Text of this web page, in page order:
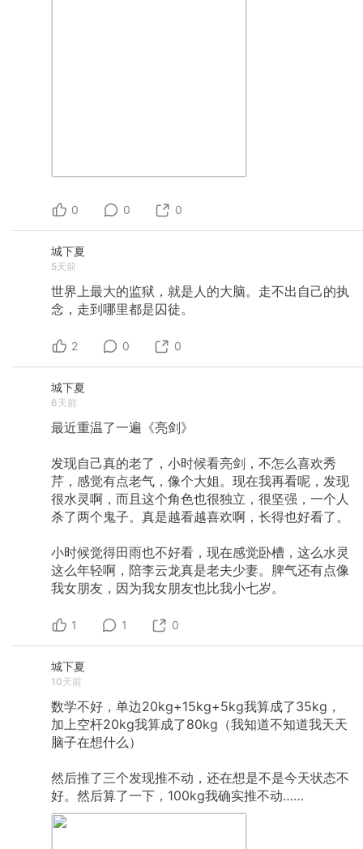
0 0 0
城下夏
5天前
世界上最大的监狱，就是人的大脑。走不出自己的执
念，走到哪里都是囚徒。
2 0 0
城下夏
6天前
最近重温了一遍《亮剑》
发现自己真的老了，小时候看亮剑，不怎么喜欢秀
芹，感觉有点老气，像个大姐。现在我再看呢，发现
很水灵啊，而且这个角色也很独立，很坚强，一个人
杀了两个鬼子。真是越看越喜欢啊，长得也好看了。
小时候觉得田雨也不好看，现在感觉卧槽，这么水灵
这么年轻啊，陪李云龙真是老夫少妻。脾气还有点像
我女朋友，因为我女朋友也比我小七岁。
1 1 0
城下夏
10天前
数学不好，单边20kg+15kg+5kg我算成了35kg，
加上空杆20kg我算成了80kg（我知道不知道我天天
脑子在想什么）
然后推了三个发现推不动，还在想是不是今天状态不
好。然后算了一下，100kg我确实推不动……